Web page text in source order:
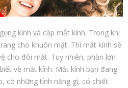
kính và cặp mắt kính. Trong khi
cho khuôn mặt. Thì mắt kính sẽ
cho đôi mắt. Tuy nhiên, phần lớn
về mắt kính. Mắt kính bạn đang
có những tính năng gì, có chiết